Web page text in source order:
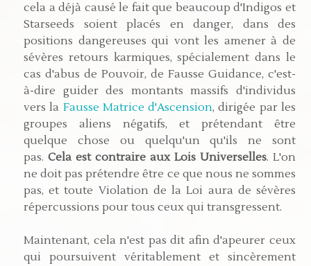
cela a déjà causé le fait que beaucoup d'Indigos et
Starseeds soient placés en danger, dans des
positions dangereuses qui vont les amener à de
sévères retours karmiques, spécialement dans le
cas d'abus de Pouvoir, de Fausse Guidance, c'est-
à-dire guider des montants massifs d'individus
vers la Fausse Matrice d'Ascension, dirigée par les
groupes aliens négatifs, et prétendant être
quelque chose ou quelqu'un qu'ils ne sont
pas. Cela est contraire aux Lois Universelles. L'on
ne doit pas prétendre être ce que nous ne sommes
pas, et toute Violation de la Loi aura de sévères
répercussions pour tous ceux qui transgressent.
Maintenant, cela n'est pas dit afin d'apeurer ceux
qui poursuivent véritablement et sincèrement